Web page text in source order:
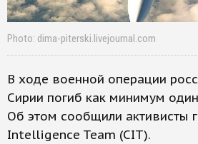
Photo: dima-piterski.livejournal.com
В ходе военной операции
Сирии погиб как минимум
Об этом сообщили активисты
Intelligence Team (CIT).